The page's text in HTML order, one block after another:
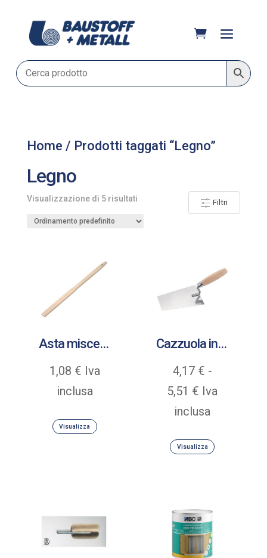
Home / Prodotti taggati “Legno”
Legno
Filtri
Visualizzazione di 5 risultati
Asta miscelatrice in legno
1,08 € Iva
inclusa
Visualizza
Cazzuola in acciaio inox con manico in legno
4,17 € -
5,51 € Fascia
di
da
5,51 €
Iva
inclusa
Visualizza